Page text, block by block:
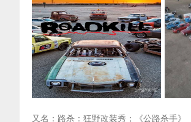
又名：路杀：狂野改装秀；《公路杀手